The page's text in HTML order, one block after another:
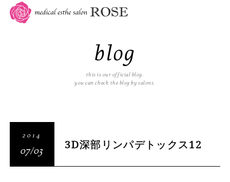
blog
this is our official blog.
you can check the blog by salons.
2014
07/03 3D深部リンパデトックス12